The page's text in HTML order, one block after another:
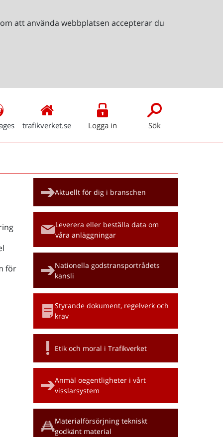
att använda webbplatsen accepterar du
trafikverket.se Logga in Sök
för
Aktuellt för dig i branschen
Leverera eller beställa data om
våra anläggningar
Nationella godstransportrådets
kansli
Styrande dokument, regelverk och
krav
Etik och moral i Trafikverket
Anmäl oegentligheter i vårt
visslarsystem
Materialförsörjning tekniskt
godkänt material